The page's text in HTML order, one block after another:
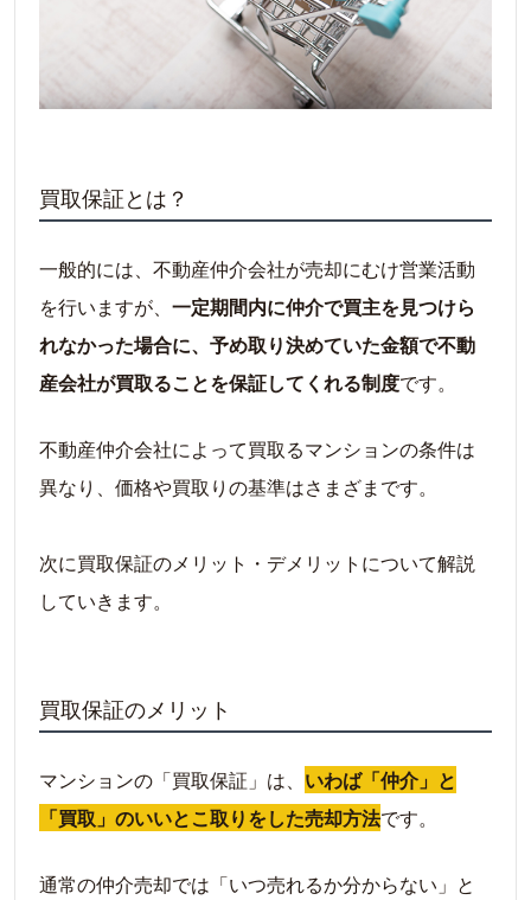
買取保証とは？
一般的には、不動産仲介会社が売却にむけ営業活動
を行いますが、 一定期間内に仲介で買主を見つけら
れなかった場合に、予め取り決めていた金額で不動
産会社が買取ることを保証してくれる制度です。
不動産仲介会社によって買取るマンションの条件は
異なり、価格や買取りの基準はさまざまです。
次に買取保証のメリット・デメリットについて解説
していきます。
買取保証のメリット
マンションの「買取保証」は、 いわば「仲介」と
「買取」のいいとこ取りをした売却方法です。
通常の仲介売却では「いつ売れるか分からない」と